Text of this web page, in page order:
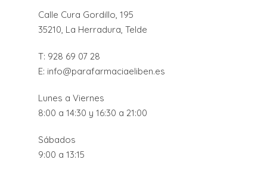
Calle Cura Gordillo, 195
35210, La Herradura, Telde
T: 928 69 07 28
E: info@parafarmaciaeliben.es
Lunes a Viernes
8:00 a 14:30 y 16:30 a 21:00
Sábados
9:00 a 13:15